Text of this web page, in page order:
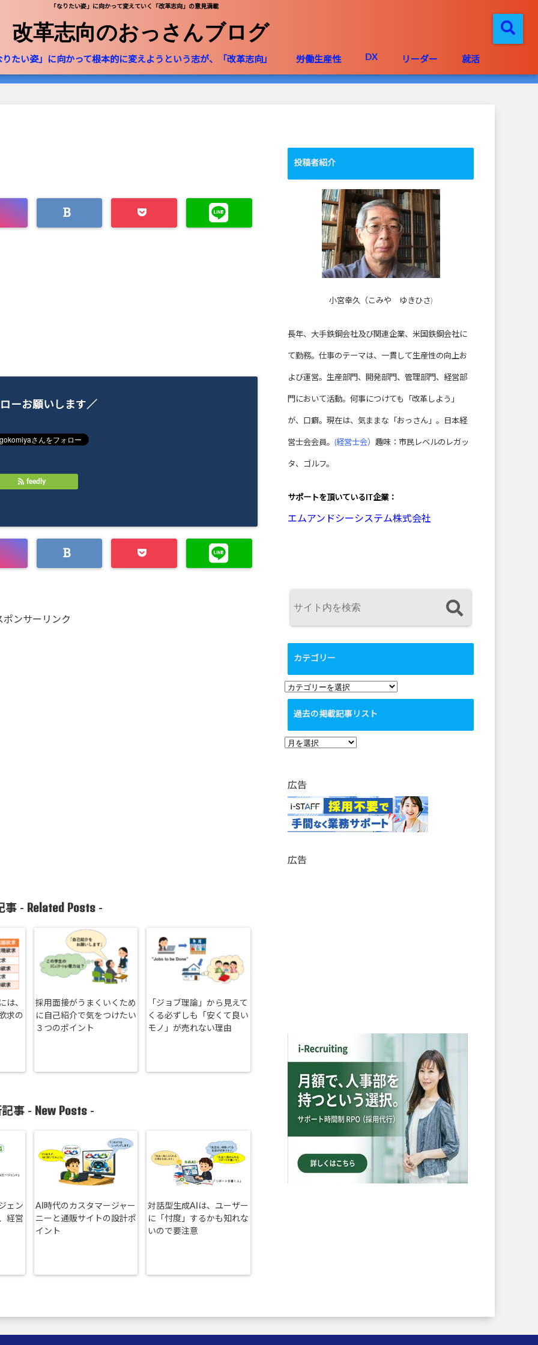
「なりたい姿」に向かって変えていく「改革志向」の意見満載
改革志向のおっさんブログ
りたい姿」に向かって根本的に変えようという志が、「改革志向」 労働生産性 DX リーダー 就活
ーお願いします／
feedly
ポンサーリンク
事 - Related Posts-
は、
求の
採用面接がうまくいくため
に自己紹介で気をつけたい
３つのポイント
「ジョブ理論」から見えて
くる必ずしも「安くて良い
モノ」が売れない理由
事 - New Posts -
ェン
経営
AI時代のカスタマージャー
ニーと通販サイトの設計ポ
イント
対話型生成AIは、ユーザー
に「忖度」するかも知れな
いので要注意
投稿者紹介
小宮幸久（こみや ゆきひさ)
長年、大手鉄鋼会社及び関連企業、米国鉄鋼会社に
て勤務。仕事のテーマは、一貫して生産性の向上お
よび運営。生産部門、開発部門、管理部門、経営部
門において活動。何事につけても「改革しよう」
が、口癖。現在は、気ままな「おっさん」。日本経
営士会会員。 (経営士会） 趣味：市民レベルのレガッ
タ、ゴルフ。
サポートを頂いている IT企業：
エムアンドシーシステム株式会社
カテゴリー
カ
テ
リ
ー
過去の掲載記事リスト
過
掲
載
記
事
ス
広告
広告